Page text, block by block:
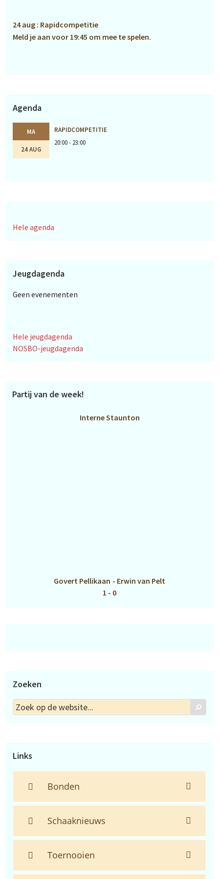
24 aug : Rapidcompetitie
Meld je aan voor 19:45 om mee te spelen.
Agenda
MA
24 AUG
RAPIDCOMPETITIE
20:00 - 23:00
Hele agenda
Jeugdagenda
Geen evenementen
Hele jeugdagenda
NOSBO-jeugdagenda
Partij van de week!
Interne Staunton
Govert Pellikaan - Erwin van Pelt
1 - 0
Zoeken
Zoek
op
Zoek
Links
Bonden
Schaaknieuws
Toernooien